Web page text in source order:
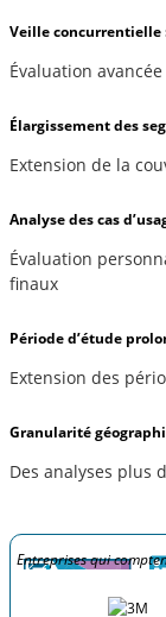
Veille concurrentielle
Évaluation
Élargissement des
Extension de la
Analyse des cas
Évaluation
finaux
Période d’étude
Extension des
Granularité
Des analyses plus
Entreprises qui